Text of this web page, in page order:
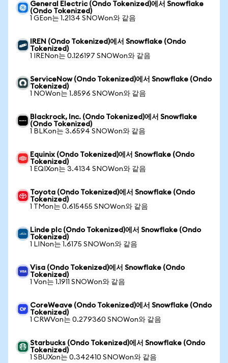
General Electric (Ondo Tokenized)에서 Snowflake
(Ondo Tokenized)
1 GEon는 1.2134 SNOWon와 같음
IREN (Ondo Tokenized)에서 Snowflake (Ondo
Tokenized)
1 IRENon는 0.126197 SNOWon와 같음
ServiceNow (Ondo Tokenized)에서 Snowflake (Ondo
Tokenized)
1 NOWon는 1.8596 SNOWon와 같음
Blackrock, Inc. (Ondo Tokenized)에서 Snowflake
(Ondo Tokenized)
1 BLKon는 3.6594 SNOWon와 같음
Equinix (Ondo Tokenized)에서 Snowflake (Ondo
Tokenized)
1 EQIXon는 3.4134 SNOWon와 같음
Toyota (Ondo Tokenized)에서 Snowflake (Ondo
Tokenized)
1 TMon는 0.615455 SNOWon와 같음
Linde plc (Ondo Tokenized)에서 Snowflake (Ondo
Tokenized)
1 LINon는 1.6175 SNOWon와 같음
Visa (Ondo Tokenized)에서 Snowflake (Ondo
Tokenized)
1 Von는 1.1911 SNOWon와 같음
CoreWeave (Ondo Tokenized)에서 Snowflake (Ondo
Tokenized)
1 CRWVon는 0.279360 SNOWon와 같음
Starbucks (Ondo Tokenized)에서 Snowflake (Ondo
Tokenized)
1 SBUXon는 0.342410 SNOWon와 같음